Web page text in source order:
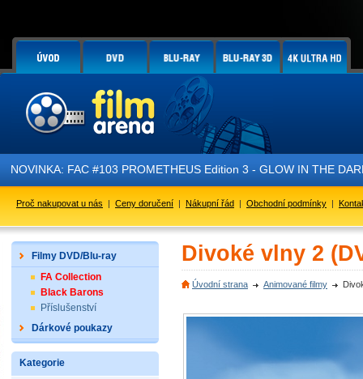
NOVINKA: FAC #103 PROMETHEUS Edition 3 - GLOW IN THE
Proč nakupovat u nás | Ceny doručení | Nákupní řád | Obchodní podmínky |
Filmy DVD/Blu-ray
FA Collection
Black Barons
Příslušenství
Dárkové poukazy
Kategorie
Divoké vlny 2
Úvodní strana Animované filmy